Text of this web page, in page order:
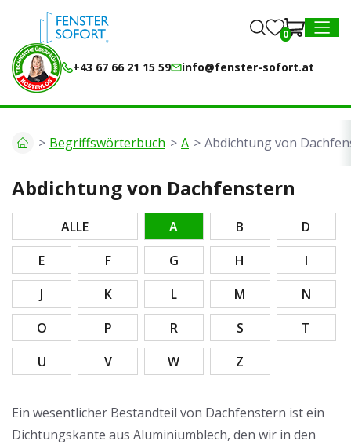
MENU
+43 67 66 21 15 59 info@fenster-sofort.at
0
Begriffswörterbuch A Abdichtung von
Abdichtung von Dachfenstern
ALLE A B
D
E
F G H
I
J
K L M
N
O
P R S
T
U
V W Z
Ein wesentlicher Bestandteil von Dachfenstern ist ein
Dichtungskante aus Aluminiumblech, den wir in den